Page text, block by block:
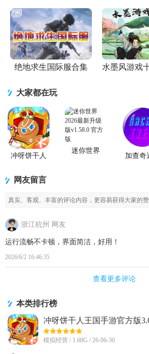
绝地求生国际服合集
水墨风游戏
大家都在玩
冲呀饼干人
迷你世界
加查奇
网友留言
浙江杭州 网友
2026/6/2 16:46:35
运行流畅不卡顿，界面简洁，好用！
查看更多评论
本类排行榜
冲呀饼干人王国手游官方版
版
模拟经营 / 1.68G / 26-06-30